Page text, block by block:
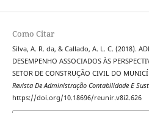
Como Citar
Silva, A. R. da, & Callado, A. L. C. (2018).
DESEMPENHO ASSOCIADOS ÀS
SETOR DE CONSTRUÇÃO CIVIL DO
Revista De Administração Contabilidade E
https://doi.org/10.18696/reunir.v8i2.626